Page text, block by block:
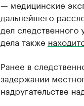
— медицинские
дальнейшего
дел следственного
дела также
Ранее в
задержании
надругательстве